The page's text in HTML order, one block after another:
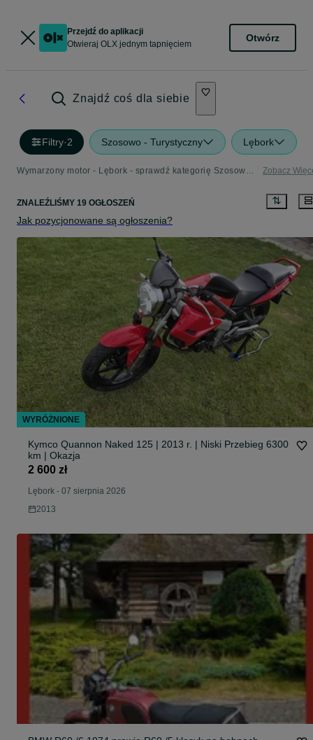
Przejdź do aplikacji
Otwieraj OLX jednym tapnięciem
Otwórz
Znajdź coś dla siebie
Filtry·2 Szosowo - Turystyczny Lębork
Wymarzony motor - Lębork - sprawdź kategorię Szosowo - Turystyczny Zobacz
ZNALEŹLIŚMY 19 OGŁOSZEŃ
Jak pozycjonowane są ogłoszenia?
Kymco Quannon Naked 125 | 2013 r. | Niski Przebieg 6300
km | Okazja
2 600 zł
Lębork - 07 sierpnia 2026
2013
WYRÓŻNIONE